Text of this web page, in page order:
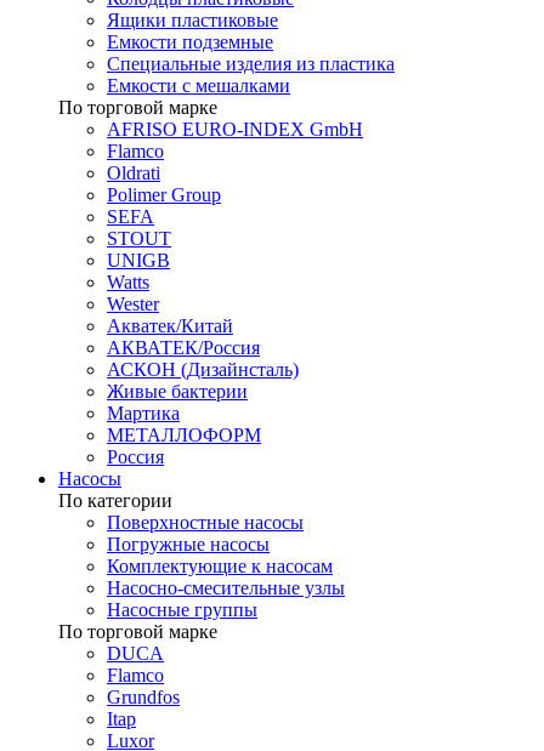
Ящики пластиковые
Емкости подземные
Специальные изделия из пластика
Емкости с мешалками
По торговой марке
AFRISO EURO-INDEX GmbH
Flamco
Oldrati
Polimer Group
SEFA
STOUT
UNIGB
Watts
Wester
Акватек/Китай
АКВАТЕК/Россия
АСКОН (Дизайнсталь)
Живые бактерии
Мартика
МЕТАЛЛОФОРМ
Россия
Насосы
По категории
Поверхностные насосы
Погружные насосы
Комплектующие к насосам
Насосно-смесительные узлы
Насосные группы
По торговой марке
DUCA
Flamco
Grundfos
Itap
Luxor